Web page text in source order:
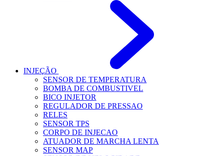
INJEÇÃO
SENSOR DE TEMPERATURA
BOMBA DE COMBUSTIVEL
BICO INJETOR
REGULADOR DE PRESSAO
RELES
SENSOR TPS
CORPO DE INJECAO
ATUADOR DE MARCHA LENTA
SENSOR MAP